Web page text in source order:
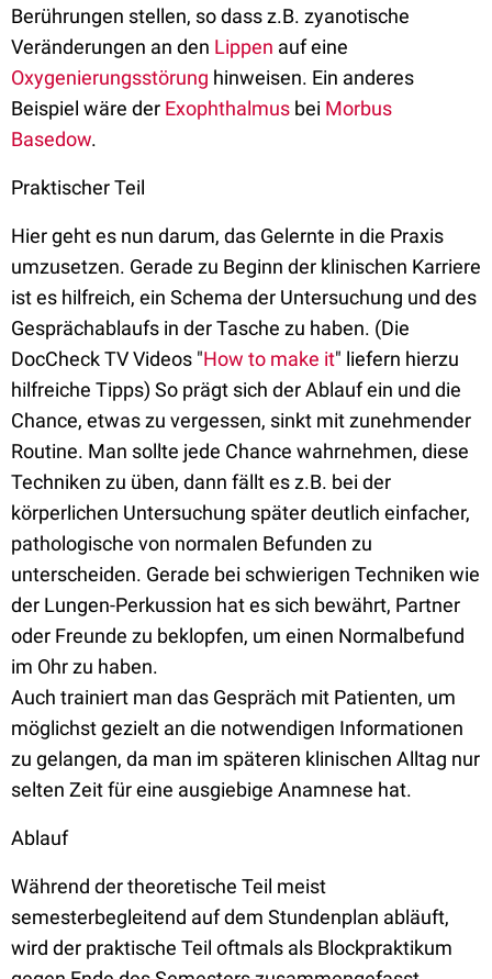
Berührungen stellen, so dass z.B. zyanotische
Veränderungen an den Lippen auf eine
Oxygenierungsstörung hinweisen. Ein anderes
Beispiel wäre der Exophthalmus bei Morbus
Basedow.
Praktischer Teil
Hier geht es nun darum, das Gelernte in die Praxis
umzusetzen. Gerade zu Beginn der klinischen Karriere
ist es hilfreich, ein Schema der Untersuchung und des
Gesprächablaufs in der Tasche zu haben. (Die
DocCheck TV Videos "How to make it" liefern hierzu
hilfreiche Tipps) So prägt sich der Ablauf ein und die
Chance, etwas zu vergessen, sinkt mit zunehmender
Routine. Man sollte jede Chance wahrnehmen, diese
Techniken zu üben, dann fällt es z.B. bei der
körperlichen Untersuchung später deutlich einfacher,
pathologische von normalen Befunden zu
unterscheiden. Gerade bei schwierigen Techniken wie
der Lungen-Perkussion hat es sich bewährt, Partner
oder Freunde zu beklopfen, um einen Normalbefund
im Ohr zu haben.
Auch trainiert man das Gespräch mit Patienten, um
möglichst gezielt an die notwendigen Informationen
zu gelangen, da man im späteren klinischen Alltag nur
selten Zeit für eine ausgiebige Anamnese hat.
Ablauf
Während der theoretische Teil meist
semesterbegleitend auf dem Stundenplan abläuft,
wird der praktische Teil oftmals als Blockpraktikum